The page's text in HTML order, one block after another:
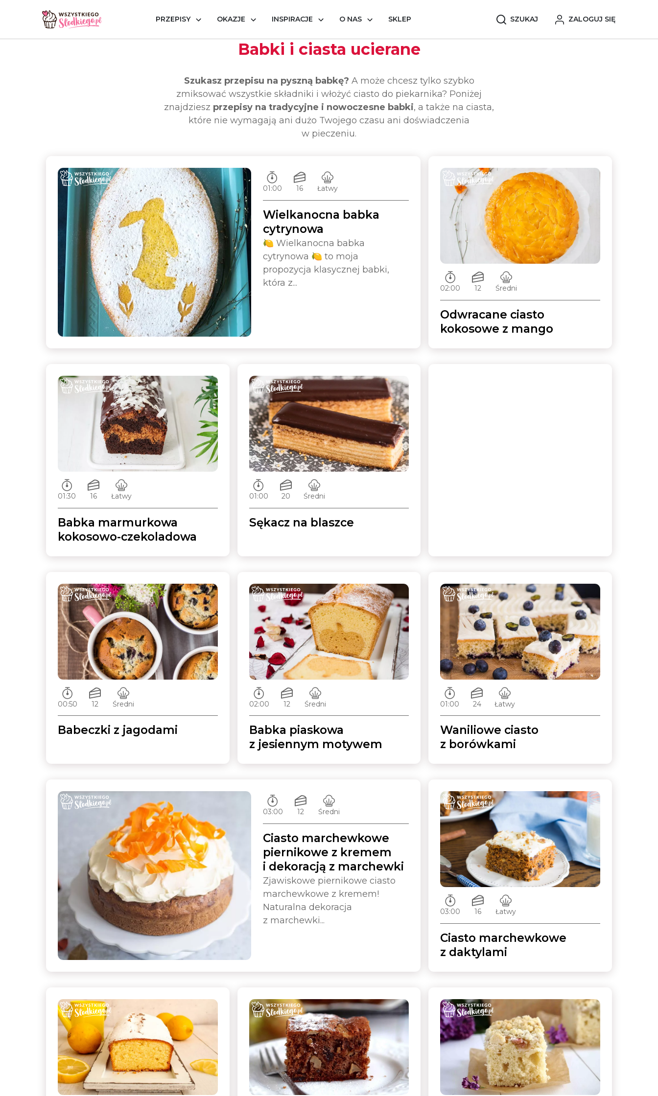
PRZEPISY OKAZJE INSPIRACJE O NAS SKLEP SZUKAJ ZALOGUJ SIĘ
Strona główna Popularne przepisy Babki i ciasta ucierane
Babki i ciasta ucierane
Szukasz przepisu na pyszną babkę? A może chcesz tylko szybko
zmiksować wszystkie składniki i włożyć ciasto do piekarnika? Poniżej
znajdziesz przepisy na tradycyjne i nowoczesne babki, a także na ciasta,
które nie wymagają ani dużo Twojego czasu ani doświadczenia
w pieczeniu.
Czas przygotowywania:
01:00
Ilość porcji:
16
Poziom trudności:
Łatwy
Wielkanocna babka
cytrynowa
🍋 Wielkanocna babka
cytrynowa 🍋 to moja
propozycja klasycznej babki,
która z...
Czas przygotowywania:
02:00
Ilość porcji:
12
Poziom trudności:
Średni
Odwracane ciasto
kokosowe z mango
Czas przygotowywania:
01:30
Ilość porcji:
16
Poziom trudności:
Łatwy
Babka marmurkowa
kokosowo-czekoladowa
Czas przygotowywania:
01:00
Ilość porcji:
20
Poziom trudności:
Średni
Sękacz na blaszce
Czas przygotowywania:
00:50
Ilość porcji:
12
Poziom trudności:
Średni
Babeczki z jagodami
Czas przygotowywania:
02:00
Ilość porcji:
12
Poziom trudności:
Średni
Babka piaskowa
z jesiennym motywem
Czas przygotowywania:
03:00
Ilość porcji:
12
Poziom trudności:
Średni
Ciasto marchewkowe
piernikowe z kremem
i dekoracją z marchewki
Zjawiskowe piernikowe ciasto
marchewkowe z kremem!
Naturalna dekoracja
z marchewki...
Czas przygotowywania:
01:00
Ilość porcji:
24
Poziom trudności:
Łatwy
Waniliowe ciasto
z borówkami
Czas przygotowywania:
03:00
Ilość porcji:
16
Poziom trudności:
Łatwy
Ciasto marchewkowe
z daktylami